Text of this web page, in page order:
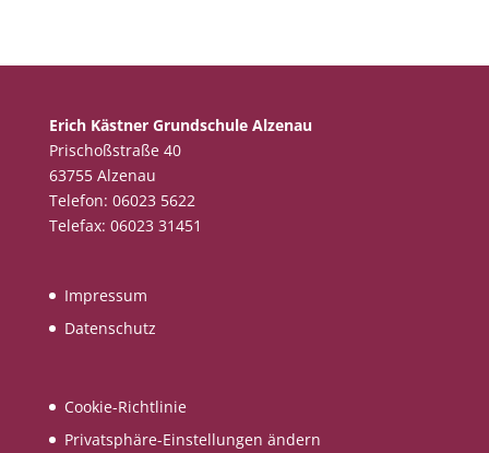
Erich Kästner Grundschule Alzenau
Prischoßstraße 40
63755 Alzenau
Telefon: 06023 5622
Telefax: 06023 31451
Impressum
Datenschutz
Cookie-Richtlinie
Privatsphäre-Einstellungen ändern